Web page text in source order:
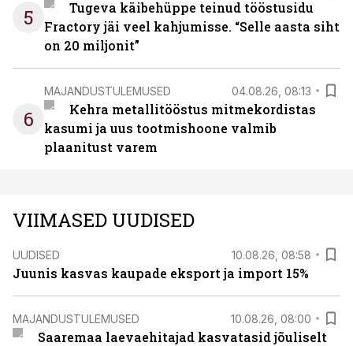
5
Tugeva käibehüppe teinud tööstusidu
Fractory jäi veel kahjumisse. “Selle aasta siht
on 20 miljonit”
6
MAJANDUSTULEMUSED 04.08.26, 08:13
Kehra metallitööstus mitmekordistas
kasumi ja uus tootmishoone valmib
plaanitust varem
VIIMASED UUDISED
UUDISED 10.08.26, 08:58
Juunis kasvas kaupade eksport ja import 15%
MAJANDUSTULEMUSED 10.08.26, 08:00
Saaremaa laevaehitajad kasvatasid jõuliselt